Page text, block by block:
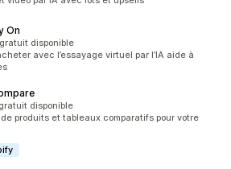
On
disponible
avec l’essayage virtuel par l’IA aide à
disponible
produits et tableaux comparatifs pour votre